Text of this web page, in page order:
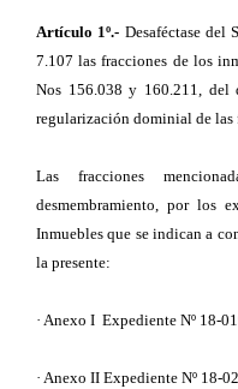
Artículo 1º.- Desaféctase del
7.107 las fracciones de los
Nos 156.038 y 160.211, del
regularización dominial de las
Las fracciones
desmembramiento, por los
Inmuebles que se indican a
la presente:
· Anexo I Expediente Nº 18-
· Anexo II Expediente Nº 18-